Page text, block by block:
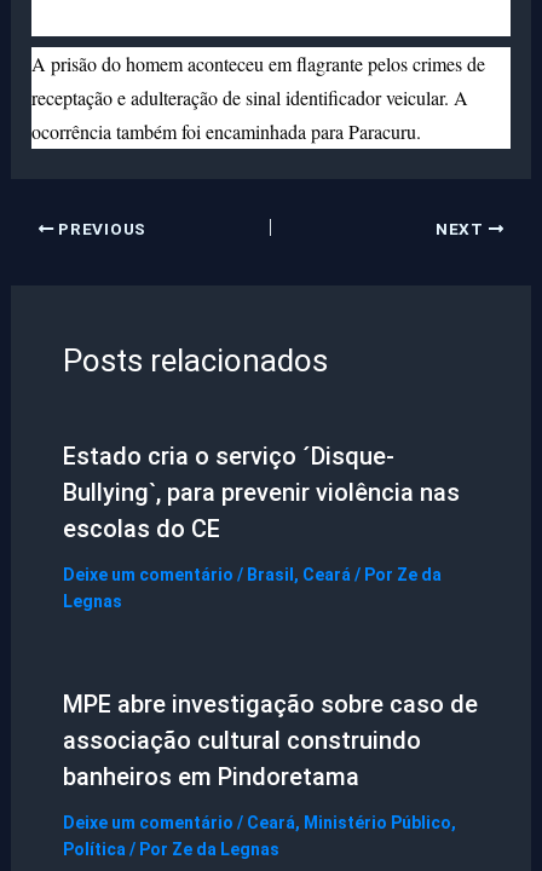
A prisão do homem aconteceu em flagrante pelos crimes de
receptação e adulteração de sinal identificador veicular. A
ocorrência também foi encaminhada para Paracuru.
PREVIOUS NEXT
Posts relacionados
Estado cria o serviço ´Disque-
Bullying`, para prevenir violência nas
escolas do CE
Deixe um comentário / Brasil , Ceará / Por Ze da
Legnas
MPE abre investigação sobre caso de
associação cultural construindo
banheiros em Pindoretama
Deixe um comentário / Ceará, Ministério Público,
Política / Por Ze da Legnas